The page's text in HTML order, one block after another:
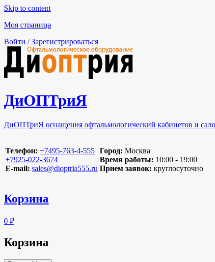
Skip to content
Моя страница
Войти / Зарегистрироваться
ДиОПТриЯ
ДиОПТриЯ оснащения офтальмологический кабинетов и
Телефон: ‪+7495-763-4-555‬
‪+7925-022-3674‬
E-mail: sales@dioptria555.ru
Город: Москва
Время работы: 10:00 - 19:00
Прием заявок: круглосуточно
Корзина
0 ₽
Корзина